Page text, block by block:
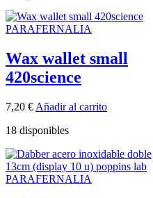
PARAFERNALIA
Wax wallet small
420science
7,20 € Añadir al carrito
18 disponibles
PARAFERNALIA